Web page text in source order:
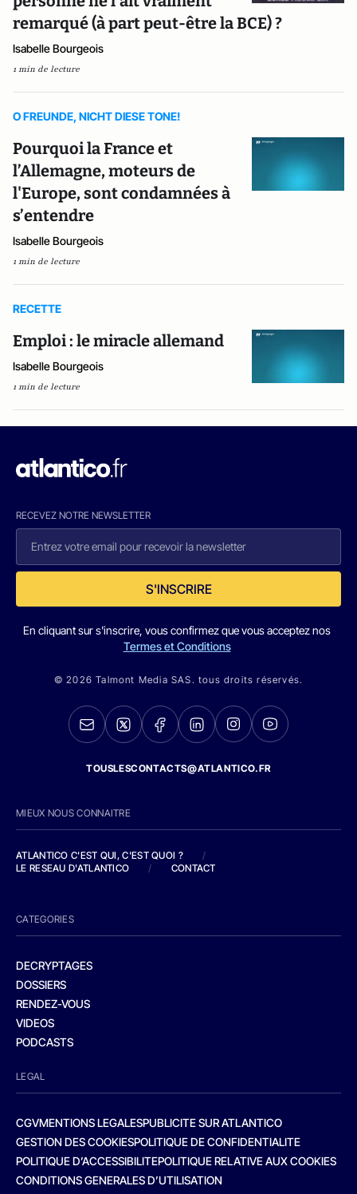
remarqué (à part peut-être la BCE) ?
Isabelle Bourgeois
1 min de lecture
O FREUNDE, NICHT DIESE TONE!
Pourquoi la France et
l’Allemagne, moteurs de
l'Europe, sont condamnées à
s’entendre
Isabelle Bourgeois
1 min de lecture
RECETTE
Emploi : le miracle allemand
Isabelle Bourgeois
1 min de lecture
RECEVEZ NOTRE NEWSLETTER
S'INSCRIRE
En cliquant sur s'inscrire, vous confirmez que vous acceptez nos
Termes et Conditions
© 2026 Talmont Media SAS. tous droits réservés.
TOUSLESCONTACTS@ATLANTICO.FR
MIEUX NOUS CONNAITRE
ATLANTICO C'EST QUI, C'EST QUOI ?
/
LE RESEAU D'ATLANTICO
/ CONTACT
CATEGORIES
DECRYPTAGES
DOSSIERS
RENDEZ-VOUS
VIDEOS
PODCASTS
LEGAL
CGVMENTIONS LEGALESPUBLICITE SUR ATLANTICO
GESTION DES COOKIESPOLITIQUE DE CONFIDENTIALITE
POLITIQUE D’ACCESSIBILITEPOLITIQUE RELATIVE AUX COOKIES
CONDITIONS GENERALES D’UTILISATION